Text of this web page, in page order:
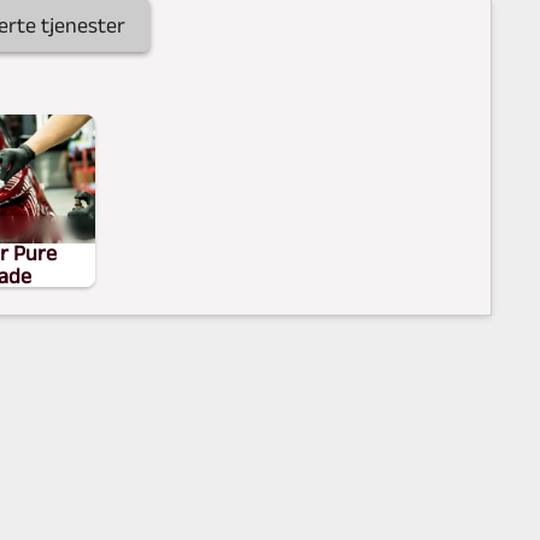
tjenester
Pure